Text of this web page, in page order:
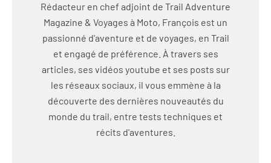
Rédacteur en chef adjoint de Trail Adventure
Magazine & Voyages à Moto, François est un
passionné d'aventure et de voyages, en Trail
et engagé de préférence. À travers ses
articles, ses vidéos youtube et ses posts sur
les réseaux sociaux, il vous emmène à la
découverte des dernières nouveautés du
monde du trail, entre tests techniques et
récits d'aventures.